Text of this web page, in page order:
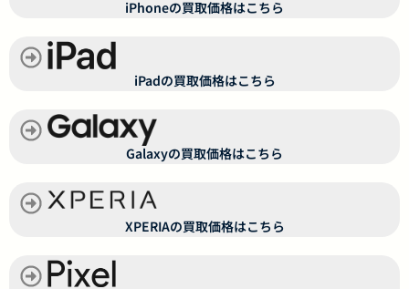
iPhoneの買取価格はこちら
iPadの買取価格はこちら
Galaxyの買取価格はこちら
XPERIAの買取価格はこちら